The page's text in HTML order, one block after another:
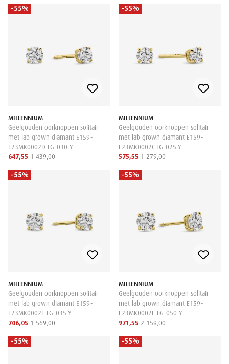
-55%
MILLENNIUM
Geelgouden oorknoppen solitair
met lab grown diamant E159-
E23MK0002D-LG-030-Y
647,55 1 439,00
-55%
MILLENNIUM
Geelgouden oorknoppen solitair
met lab grown diamant E159-
E23MK0002C-LG-025-Y
575,55 1 279,00
-55%
MILLENNIUM
Geelgouden oorknoppen solitair
met lab grown diamant E159-
E23MK0002E-LG-035-Y
706,05 1 569,00
-55%
MILLENNIUM
Geelgouden oorknoppen solitair
met lab grown diamant E159-
E23MK0002F-LG-050-Y
971,55 2 159,00
-55% -55%